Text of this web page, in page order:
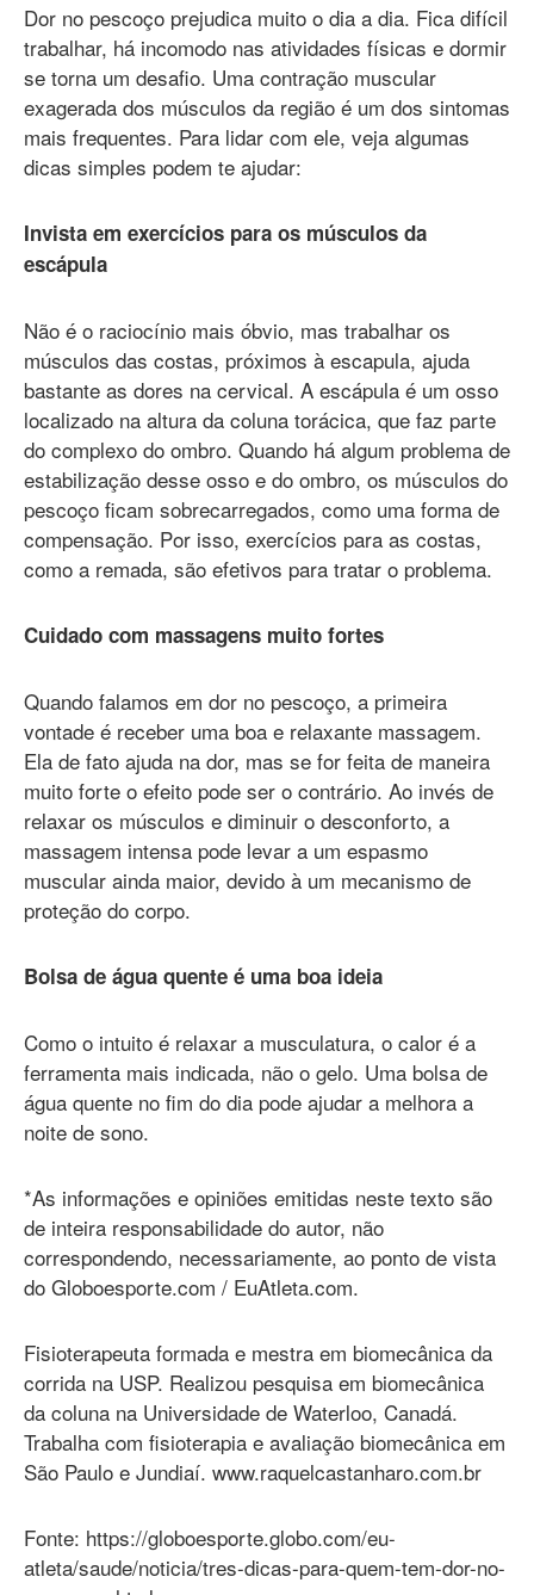
Dor no pescoço prejudica muito o dia a dia. Fica difícil
trabalhar, há incomodo nas atividades físicas e dormir
se torna um desafio. Uma contração muscular
exagerada dos músculos da região é um dos sintomas
mais frequentes. Para lidar com ele, veja algumas
dicas simples podem te ajudar:
Invista em exercícios para os músculos da
escápula
Não é o raciocínio mais óbvio, mas trabalhar os
músculos das costas, próximos à escapula, ajuda
bastante as dores na cervical. A escápula é um osso
localizado na altura da coluna torácica, que faz parte
do complexo do ombro. Quando há algum problema de
estabilização desse osso e do ombro, os músculos do
pescoço ficam sobrecarregados, como uma forma de
compensação. Por isso, exercícios para as costas,
como a remada, são efetivos para tratar o problema.
Cuidado com massagens muito fortes
Quando falamos em dor no pescoço, a primeira
vontade é receber uma boa e relaxante massagem.
Ela de fato ajuda na dor, mas se for feita de maneira
muito forte o efeito pode ser o contrário. Ao invés de
relaxar os músculos e diminuir o desconforto, a
massagem intensa pode levar a um espasmo
muscular ainda maior, devido à um mecanismo de
proteção do corpo.
Bolsa de água quente é uma boa ideia
Como o intuito é relaxar a musculatura, o calor é a
ferramenta mais indicada, não o gelo. Uma bolsa de
água quente no fim do dia pode ajudar a melhora a
noite de sono.
*As informações e opiniões emitidas neste texto são
de inteira responsabilidade do autor, não
correspondendo, necessariamente, ao ponto de vista
do Globoesporte.com / EuAtleta.com.
Fisioterapeuta formada e mestra em biomecânica da
corrida na USP. Realizou pesquisa em biomecânica
da coluna na Universidade de Waterloo, Canadá.
Trabalha com fisioterapia e avaliação biomecânica em
São Paulo e Jundiaí. www.raquelcastanharo.com.br
Fonte: https://globoesporte.globo.com/eu-
atleta/saude/noticia/tres-dicas-para-quem-tem-dor-no-